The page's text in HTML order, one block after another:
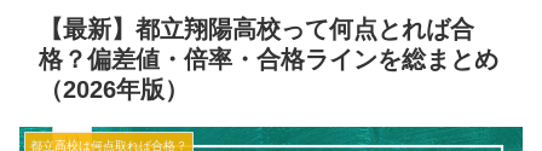
【最新】都立翔陽高校って何点とれば合
格？偏差値・倍率・合格ラインを総まとめ
（2026年版）
都立高校は何点取れば合格？